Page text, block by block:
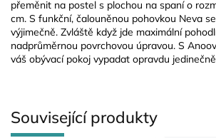
Související produkty
přeměnit na postel s plochou na spaní o
cm. S funkční, čalouněnou pohovkou Neva
výjimečně. Zvláště když jde maximální
nadprůměrnou povrchovou úpravou. S
váš obývací pokoj vypadat opravdu